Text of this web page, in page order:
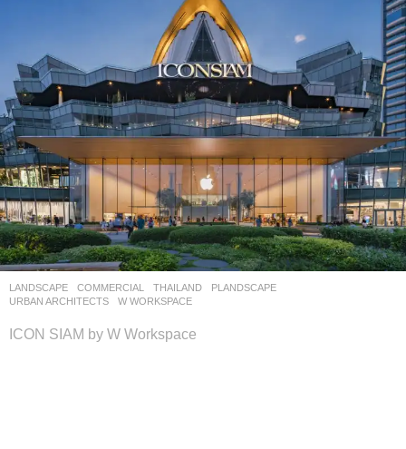
LANDSCAPE COMMERCIAL THAILAND PLANDSCAPE
URBAN ARCHITECTS
W WORKSPACE
ICON SIAM by W Workspace